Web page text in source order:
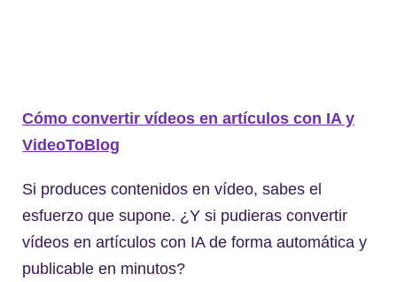
Cómo convertir vídeos en artículos con IA y
VideoToBlog
Si produces contenidos en vídeo, sabes el
esfuerzo que supone. ¿Y si pudieras convertir
vídeos en artículos con IA de forma automática y
publicable en minutos?